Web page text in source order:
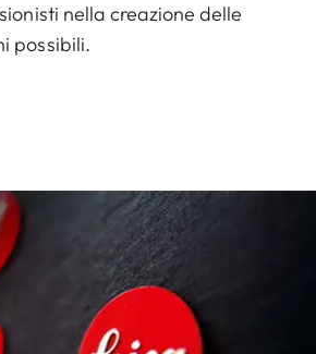
nella creazione delle
possibili.